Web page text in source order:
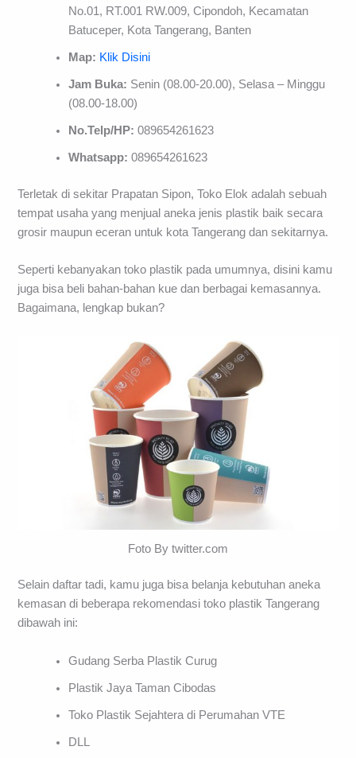
No.01, RT.001 RW.009, Cipondoh, Kecamatan
Batuceper, Kota Tangerang, Banten
Map: Klik Disini
Jam Buka: Senin (08.00-20.00), Selasa – Minggu
(08.00-18.00)
No.Telp/HP: 089654261623
Whatsapp:089654261623
Terletak di sekitar Prapatan Sipon, Toko Elok adalah sebuah
tempat usaha yang menjual aneka jenis plastik baik secara
grosir maupun eceran untuk kota Tangerang dan sekitarnya.
Seperti kebanyakan toko plastik pada umumnya, disini kamu
juga bisa beli bahan-bahan kue dan berbagai kemasannya.
Bagaimana, lengkap bukan?
Foto By twitter.com
Selain daftar tadi, kamu juga bisa belanja kebutuhan aneka
kemasan di beberapa rekomendasi toko plastik Tangerang
dibawah ini:
Gudang Serba Plastik Curug
Plastik Jaya Taman Cibodas
Toko Plastik Sejahtera di Perumahan VTE
DLL